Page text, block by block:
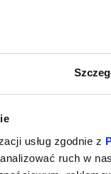
usług zgodnie z
ruch w